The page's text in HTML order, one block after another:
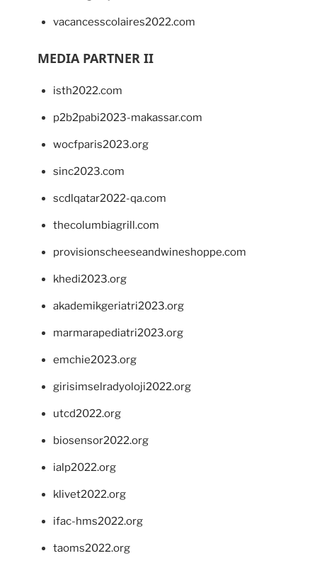
vacancesscolaires2022.com
MEDIA PARTNER II
isth2022.com
p2b2pabi2023-makassar.com
wocfparis2023.org
sinc2023.com
scdlqatar2022-qa.com
thecolumbiagrill.com
provisionscheeseandwineshoppe.com
khedi2023.org
akademikgeriatri2023.org
marmarapediatri2023.org
emchie2023.org
girisimselradyoloji2022.org
utcd2022.org
biosensor2022.org
ialp2022.org
klivet2022.org
ifac-hms2022.org
taoms2022.org